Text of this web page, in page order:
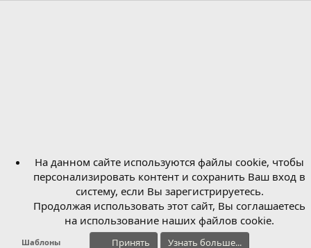
Шаблоны
На данном сайте используются файлы cookie, чтобы
персонализировать контент и сохранить Ваш вход в
систему, если Вы зарегистрируетесь.
Продолжая использовать этот сайт, Вы соглашаетесь
на использование наших файлов cookie.
Принять Узнать больше...